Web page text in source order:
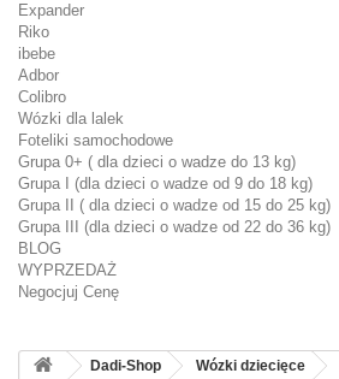
Expander
Riko
ibebe
Adbor
Colibro
Wózki dla lalek
Foteliki samochodowe
Grupa 0+ ( dla dzieci o wadze do 13 kg)
Grupa I (dla dzieci o wadze od 9 do 18 kg)
Grupa II ( dla dzieci o wadze od 15 do 25 kg)
Grupa III (dla dzieci o wadze od 22 do 36 kg)
BLOG
WYPRZEDAŻ
Negocjuj Cenę
Dadi-Shop Wózki dziecięce